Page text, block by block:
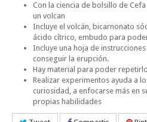
Con la ciencia de bolsillo de
un volcan
Incluye el volcán, bicarnonato
ácido cítrico, embudo para
Incluye una hoja de
conseguir la erupción.
Hay material para poder
Realizar experimentos ayuda a
curiosidad, a enfocarse más en
propias habilidades